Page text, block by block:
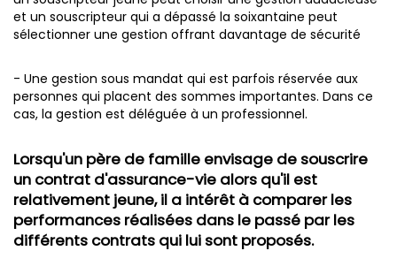
et un souscripteur qui a dépassé la soixantaine peut
sélectionner une gestion offrant davantage de sécurité
- Une gestion sous mandat qui est parfois réservée aux
personnes qui placent des sommes importantes. Dans ce
cas, la gestion est déléguée à un professionnel.
Lorsqu'un père de famille envisage de souscrire
un contrat d'assurance-vie alors qu'il est
relativement jeune, il a intérêt à comparer les
performances réalisées dans le passé par les
différents contrats qui lui sont proposés.